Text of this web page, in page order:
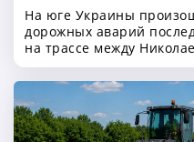
На юге Украины
дорожных аварий
на трассе между
пассажирский
грузовой автомобиль
погибли 12 человек,